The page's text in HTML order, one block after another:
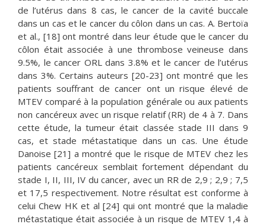
de l’utérus dans 8 cas, le cancer de la cavité buccale
dans un cas et le cancer du côlon dans un cas. A. Bertoïa
et al., [18] ont montré dans leur étude que le cancer du
côlon était associée à une thrombose veineuse dans
9.5%, le cancer ORL dans 3.8% et le cancer de l’utérus
dans 3%. Certains auteurs [20-23] ont montré que les
patients souffrant de cancer ont un risque élevé de
MTEV comparé à la population générale ou aux patients
non cancéreux avec un risque relatif (RR) de 4 à 7. Dans
cette étude, la tumeur était classée stade III dans 9
cas, et stade métastatique dans un cas. Une étude
Danoise [21] a montré que le risque de MTEV chez les
patients cancéreux semblait fortement dépendant du
stade I, II, III, IV du cancer, avec un RR de 2,9 ; 2,9 ; 7,5
et 17,5 respectivement. Notre résultat est conforme à
celui Chew HK et al [24] qui ont montré que la maladie
métastatique était associée à un risque de MTEV 1,4 à